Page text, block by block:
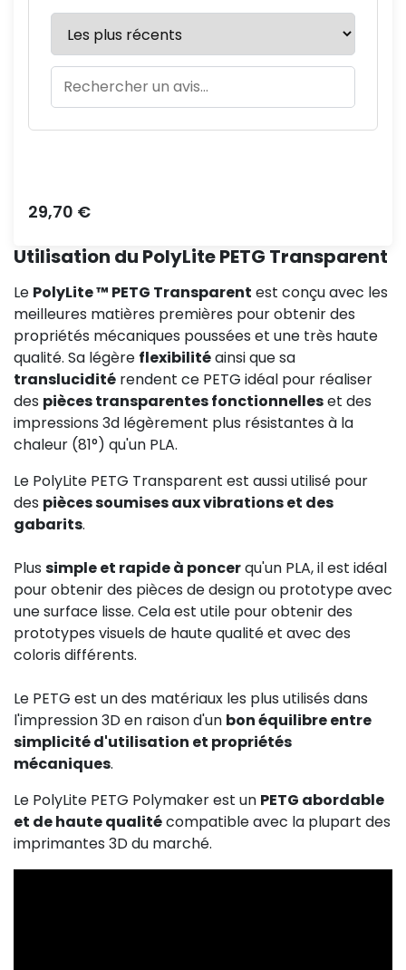
Prix
29,70 €
Utilisation du PolyLite PETG Transparent
Le PolyLite ™ PETG Transparent est conçu avec les
meilleures matières premières pour obtenir des
propriétés mécaniques poussées et une très haute
qualité. Sa légère flexibilitéainsi que sa
translucidité rendent ce PETG idéal pour réaliser
des pièces transparentes fonctionnelleset des
impressions 3d légèrement plus résistantes à la
chaleur (81°) qu'un PLA.
Le PolyLite PETG Transparent est aussi utilisé pour
des pièces soumises aux vibrations et des
gabarits.
Plus simple et rapide à poncerqu'un PLA, il est idéal
pour obtenir des pièces de design ou prototype avec
une surface lisse. Cela est utile pour obtenir des
prototypes visuels de haute qualité et avec des
coloris différents.
Le PETG est un des matériaux les plus utilisés dans
l'impression 3D en raison d'un bon équilibre entre
simplicité d'utilisation et propriétés
mécaniques.
Le PolyLite PETG Polymaker est un PETG abordable
et de haute qualitécompatible avec la plupart des
imprimantes 3D du marché.